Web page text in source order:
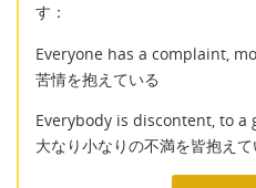
す：
Everyone has a complaint,
苦情を抱えている
Everybody is discontent, to a
大なり小なりの不満を皆抱えて